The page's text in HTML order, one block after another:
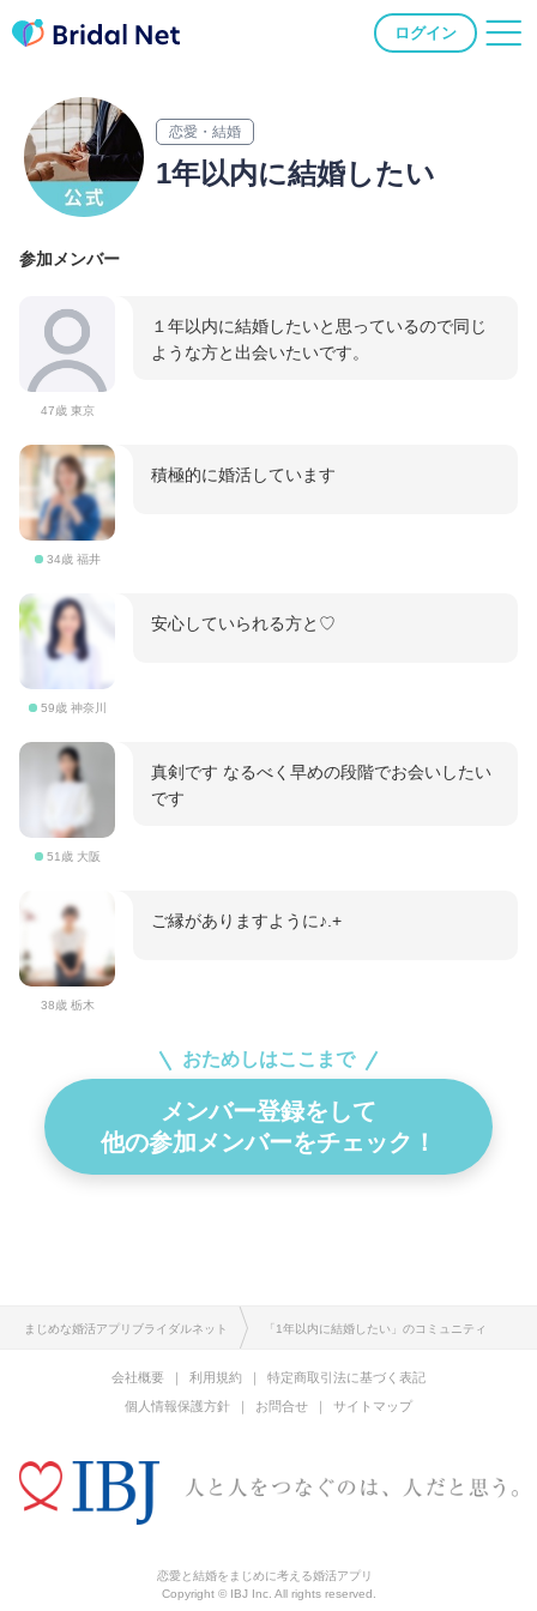
ログイン
恋愛・結婚
1年以内に結婚したい
参加メンバー
47歳 東京
１年以内に結婚したいと思っているので同じ
ような方と出会いたいです。
34歳 福井
積極的に婚活しています
59歳 神奈川
安心していられる方と♡
51歳 大阪
真剣です なるべく早めの段階でお会いしたい
です
38歳 栃木
ご縁がありますように♪.+
おためしはここまで
メンバー登録をして
他の参加メンバーをチェック！
まじめな婚活アプリブライダルネット 「1年以内に結婚したい」のコミュニティ
会社概要 利用規約
特定商取引法に基づく表記
個人情報保護方針
お問合せ サイトマップ
恋愛と結婚をまじめに考える婚活アプリ
Copyright © IBJ Inc. All rights reserved.